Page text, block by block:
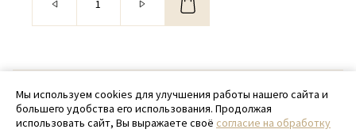
© 2020 - 2026 SamPack
+ 7 (918) 699-97-87
Мы используем cookies для улучшения работы нашего сайта и
большего удобства его использования. Продолжая
использовать сайт, Вы выражаете своё согласие на обработку